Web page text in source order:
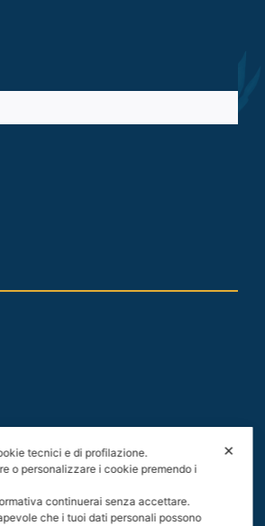
✕
tecnici e di profilazione.
o personalizzare i cookie premendo i
continuerai senza accettare.
che i tuoi dati personali possono